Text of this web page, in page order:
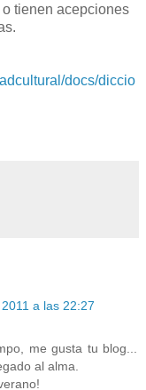
tienen acepciones
docs/diccio
a las 22:27
me gusta tu blog...
al alma.